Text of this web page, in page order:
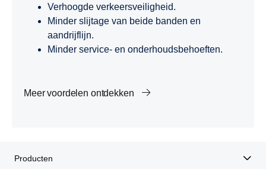
Verhoogde verkeersveiligheid.
Minder slijtage van beide banden en
aandrijflijn.
Minder service- en onderhoudsbehoeften.
Meer voordelen ontdekken
Producten